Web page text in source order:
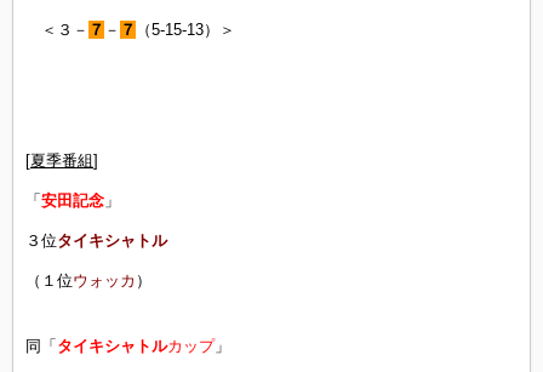
＜３－ ７ － ７ （5-15-13）＞
[夏季番組]
「 安田記念 」
３位タイキシャトル
（１位ウォッカ ）
同「 タイキシャトルカップ」